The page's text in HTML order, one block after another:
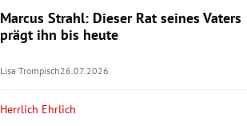
Marcus Strahl: Dieser Rat seines Vaters
prägt ihn bis heute
Lisa Trompisch26.07.2026
Herrlich Ehrlich